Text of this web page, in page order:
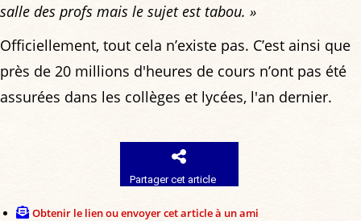
salle des profs mais le sujet est tabou. »
Officiellement, tout cela n’existe pas. C’est ainsi que
près de 20 millions d'heures de cours n’ont pas été
assurées dans les collèges et lycées, l'an dernier.
Partager cet article
Obtenir le lien ou envoyer cet article à un ami